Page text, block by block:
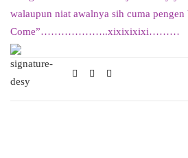
walaupun niat awalnya sih cuma
Come”………………..xixixixixi………